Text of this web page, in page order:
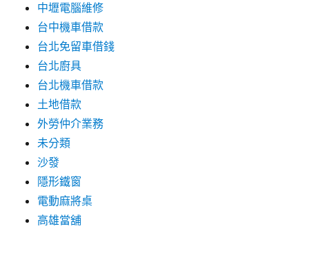
中壢電腦維修
台中機車借款
台北免留車借錢
台北廚具
台北機車借款
土地借款
外勞仲介業務
未分類
沙發
隱形鐵窗
電動麻將桌
高雄當舖